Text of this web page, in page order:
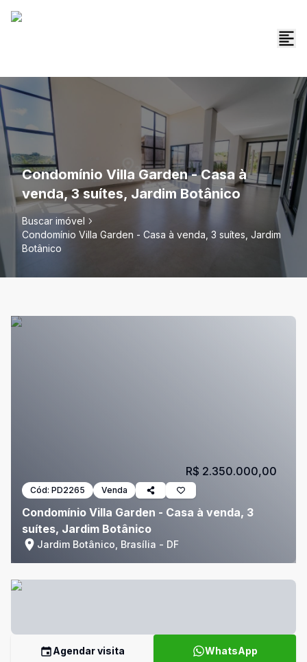
Condomínio Villa Garden - Casa à
venda, 3 suítes, Jardim Botânico
Buscar imóvel
Condomínio Villa Garden - Casa à venda, 3 suítes, Jardim
Botânico
Cód: PD2265 Venda
Condomínio Villa Garden - Casa à venda, 3
suítes, Jardim Botânico
Jardim Botânico, Brasília - DF
R$ 2.350.000,00
Agendar visita WhatsApp